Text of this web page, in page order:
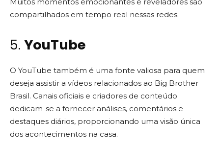
compartilhados em tempo real nessas redes.
5. YouTube
O YouTube também é uma fonte valiosa para quem
deseja assistir a vídeos relacionados ao Big Brother
Brasil. Canais oficiais e criadores de conteúdo
dedicam-se a fornecer análises, comentários e
destaques diários, proporcionando uma visão única
dos acontecimentos na casa.